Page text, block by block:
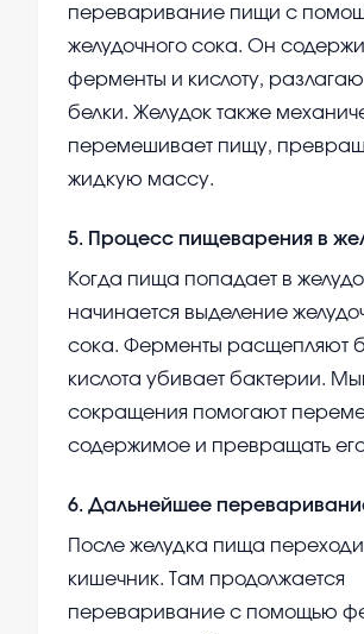
переваривание пищи с
желудочного сока. Он
ферменты и кислоту,
белки. Желудок также
перемешивает пищу,
жидкую массу.
5. Процесс пищеварения в
Когда пища попадает в
начинается выделение
сока. Ферменты расщепляют
кислота убивает бактерии.
сокращения помогают
содержимое и превращать
6. Дальнейшее
После желудка пища
кишечник. Там продолжается
переваривание с помощью